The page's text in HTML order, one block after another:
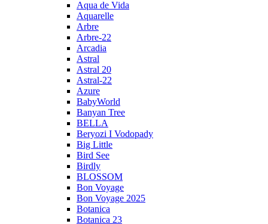
Aqua de Vida
Aquarelle
Arbre
Arbre-22
Arcadia
Astral
Astral 20
Astral-22
Azure
BabyWorld
Banyan Tree
BELLA
Beryozi I Vodopady
Big Little
Bird See
Birdly
BLOSSOM
Bon Voyage
Bon Voyage 2025
Botanica
Botanica 23